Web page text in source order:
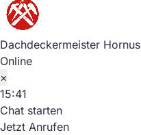
Dachdeckermeister Hornus
Online
×
15:41
Chat starten
Jetzt Anrufen